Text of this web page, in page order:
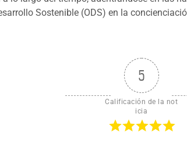
Sostenible (ODS) en la
5
Calificación de la not
icia